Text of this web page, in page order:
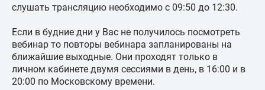
слушать трансляцию необходимо с 09:50 до 12:30.
Если в будние дни у Вас не получилось посмотреть
вебинар то повторы вебинара запланированы на
ближайшие выходные. Они проходят только в
личном кабинете двумя сессиями в день, в 16:00 и в
20:00 по Московскому времени.